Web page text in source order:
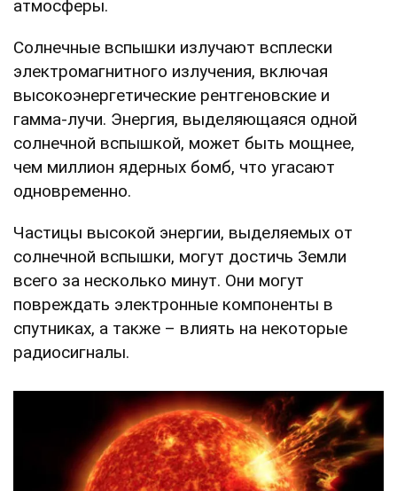
атмосферы.
Солнечные вспышки излучают всплески
электромагнитного излучения, включая
высокоэнергетические рентгеновские и
гамма-лучи. Энергия, выделяющаяся одной
солнечной вспышкой, может быть мощнее,
чем миллион ядерных бомб, что угасают
одновременно.
Частицы высокой энергии, выделяемых от
солнечной вспышки, могут достичь Земли
всего за несколько минут. Они могут
повреждать электронные компоненты в
спутниках, а также – влиять на некоторые
радиосигналы.